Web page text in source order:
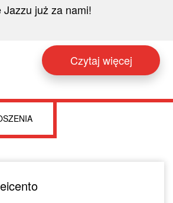
Jazzu już za nami!
Czytaj więcej